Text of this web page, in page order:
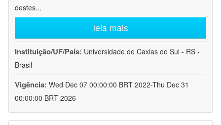
destes...
leia mais
Instituição/UF/País: Universidade de Caxias do Sul - RS -
Brasil
Vigência: Wed Dec 07 00:00:00 BRT 2022-Thu Dec 31
00:00:00 BRT 2026